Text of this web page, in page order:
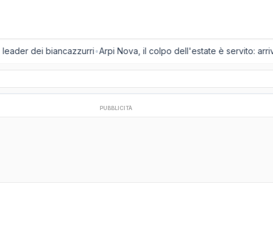
dei biancazzurri•Arpi Nova, il colpo dell'estate è servito:
PUBBLICITÀ